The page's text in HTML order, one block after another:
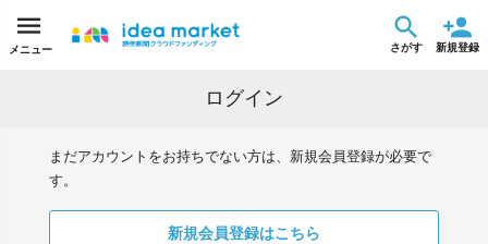
メニュー さがす 新規登録
ログイン
まだアカウントをお持ちでない方は、新規会員登録が必要で
す。
新規会員登録はこちら